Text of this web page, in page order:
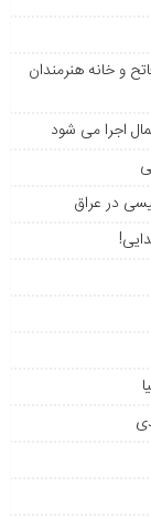
و خانه هنرمندان
اجرا می شود
در عراق